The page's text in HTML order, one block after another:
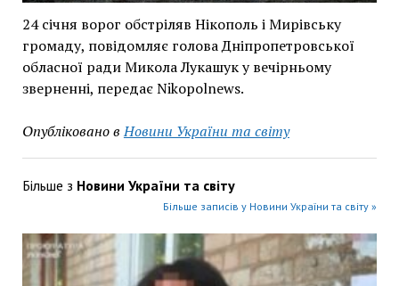
24 січня ворог обстріляв Нікополь і Мирівську
громаду, повідомляє голова Дніпропетровської
обласної ради Микола Лукашук у вечірньому
зверненні, передає Nikopolnews.
Опубліковано в Новини України та світу
Більше з Новини України та світу
Більше записів у Новини України та світу »